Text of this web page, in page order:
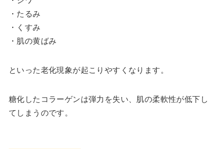
・たるみ
・くすみ
・肌の黄ばみ
といった老化現象が起こりやすくなります。
糖化したコラーゲンは弾力を失い、肌の柔軟性が低下し
てしまうのです。